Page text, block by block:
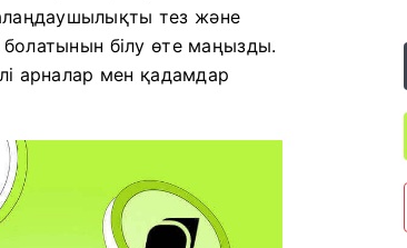
тез және
білу өте маңызды.
арналар мен қадамдар